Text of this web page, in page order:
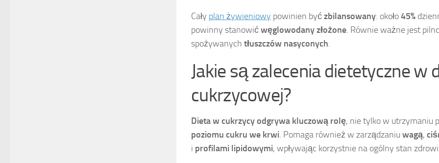
Cały plan żywieniowy powinien byćzbilansowany: około45%
powinny stanowićwęglowodany złożone. Równie ważne jest
spożywanych tłuszczów nasyconych.
Jakie są zalecenia dietetyczne w
cukrzycowej?
Dieta w cukrzycy odgrywa kluczową rolę, nie tylko w utrzymaniu
poziomu cukru we krwi. Pomaga również w zarządzaniu wagą,
i profilami lipidowymi, wpływając korzystnie na ogólny stan